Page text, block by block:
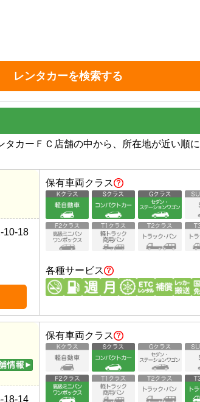
レンタカーを検索する
タカーＦＣ店舗の中から、所在地が近い順
10-18
保有車両クラス
各種サービス
18-14
保有車両クラス